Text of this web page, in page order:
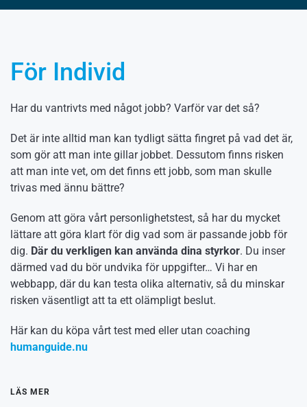
För Individ
Har du vantrivts med något jobb? Varför var det så?
Det är inte alltid man kan tydligt sätta fingret på vad det är,
som gör att man inte gillar jobbet. Dessutom finns risken
att man inte vet, om det finns ett jobb, som man skulle
trivas med ännu bättre?
Genom att göra vårt personlighetstest, så har du mycket
lättare att göra klart för dig vad som är passande jobb för
dig. Där du verkligen kan använda dina styrkor. Du inser
därmed vad du bör undvika för uppgifter… Vi har en
webbapp, där du kan testa olika alternativ, så du minskar
risken väsentligt att ta ett olämpligt beslut.
Här kan du köpa vårt test med eller utan coaching
humanguide.nu
LÄS MER